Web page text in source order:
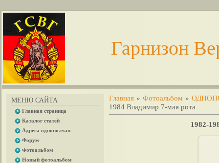
Гарнизон
МЕНЮ САЙТА
Главная страница
Каталог статей
Адреса однополчан
Форум
Фотоальбом
Новый фотоальбом
Главная »Фотоальбом »
1984 Владимир 7-мая рота
1982-